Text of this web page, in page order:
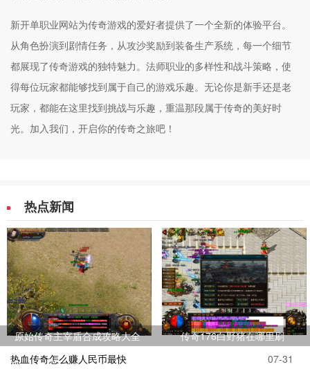
新开单职业网站为传奇游戏的爱好者提供了一个全新的体验平台。
从角色扮演到剧情任务，从攻沙奖励到装备生产系统，每一个细节
都展现了传奇游戏的独特魅力。法师职业的多样性和战斗策略，使
得每位玩家都能够找到属于自己的游戏乐趣。无论你是新手还是老
玩家，都能在这里找到挑战与乐趣，重温那段属于传奇的美好时
光。加入我们，开启你的传奇之旅吧！
热点新闻
原始传奇主宰盾合成攻略大全
传奇176白野猪在哪里刷
热血传奇怎么赚人民币最快
07-31